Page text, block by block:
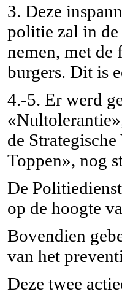
3. Deze
politie zal in de
nemen, met de
burgers. Dit is
4.-5. Er werd
de
Toppen», nog
De
op de hoogte
Bovendien
van het
Deze twee